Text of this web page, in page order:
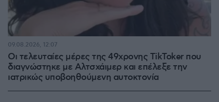
Οι τελευταίες μέρες της 49χρονης TikToker που
διαγνώστηκε με Αλτσχάιμερ και επέλεξε την
ιατρικώς υποβοηθούμενη αυτοκτονία
09.08.2026, 12:07